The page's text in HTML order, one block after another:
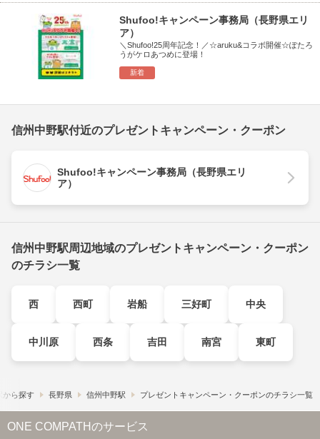
新着
Shufoo!キャンペーン事務局（長野県エリ
ア）
＼Shufoo!25周年記念！／☆aruku&コラボ開催☆ぽたろ
うがケロあつめに登場！
信州中野駅付近のプレゼントキャンペーン・クーポン
Shufoo!キャンペーン事務局（長野県エリ
ア）
信州中野駅周辺地域のプレゼントキャンペーン・クーポン
のチラシ一覧
西 西町 岩船 三好町 中央
中川原 西条 吉田 南宮 東町
から探す 長野県 信州中野駅 プレゼントキャンペーン・クーポンのチラシ一覧
ONE COMPATHのサービス